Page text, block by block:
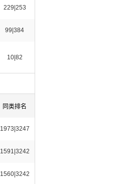
229|253
99|384
10|82
同类排名
1973|3247
1591|3242
1560|3242